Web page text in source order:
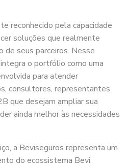
reconhecido pela capacidade
soluções que realmente
de seus parceiros. Nesse
integra o portfólio como uma
para atender
consultores, representantes
que desejam ampliar sua
ainda melhor às necessidades
a Beviseguros representa um
do ecossistema Bevi,